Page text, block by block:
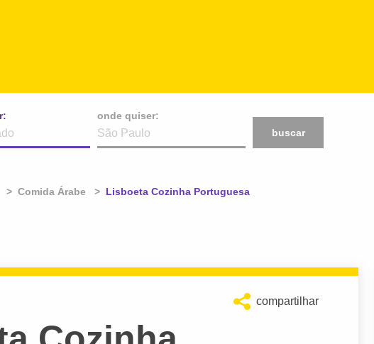
onde quiser:
buscar
Comida Árabe Atual:
Lisboeta Cozinha Portuguesa
compartilhar